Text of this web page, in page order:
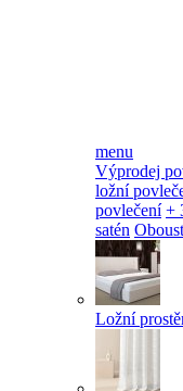
menu
Výprodej
ložní
povlečení +
satén
Ložní